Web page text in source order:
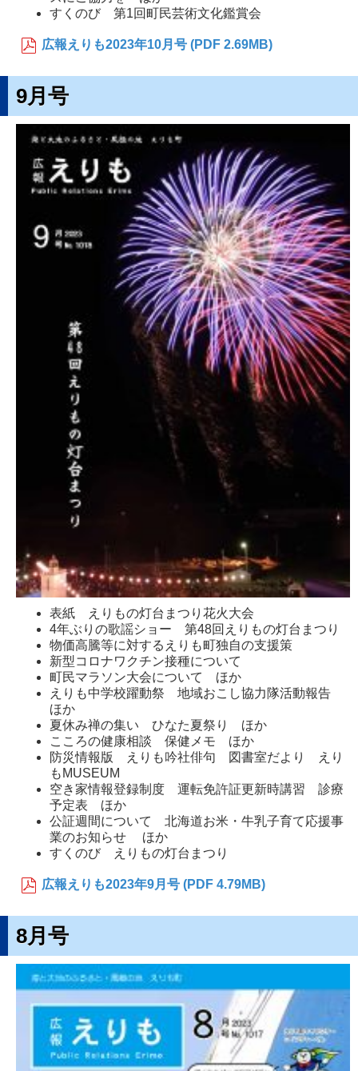
すくのび 第1回町民芸術文化鑑賞会
広報えりも2023年10月号 (PDF 2.69MB)
9月号
表紙 えりもの灯台まつり花火大会
4年ぶりの歌謡ショー 第48回えりもの灯台まつり
物価高騰等に対するえりも町独自の支援策
新型コロナワクチン接種について
町民マラソン大会について ほか
えりも中学校躍動祭 地域おこし協力隊活動報告
ほか
夏休み禅の集い ひなた夏祭り ほか
こころの健康相談 保健メモ ほか
防災情報版 えりも吟社俳句 図書室だより えり
もMUSEUM
空き家情報登録制度 運転免許証更新時講習 診療
予定表 ほか
公証週間について 北海道お米・牛乳子育て応援事
業のお知らせ ほか
すくのび えりもの灯台まつり
広報えりも2023年9月号 (PDF 4.79MB)
8月号